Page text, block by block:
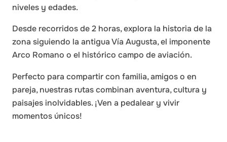
niveles y edades.
Desde recorridos de 2 horas, explora la historia de la
zona siguiendo la antigua Vía Augusta, el imponente
Arco Romano o el histórico campo de aviación.
Perfecto para compartir con familia, amigos o en
pareja, nuestras rutas combinan aventura, cultura y
paisajes inolvidables. ¡Ven a pedalear y vivir
momentos únicos!